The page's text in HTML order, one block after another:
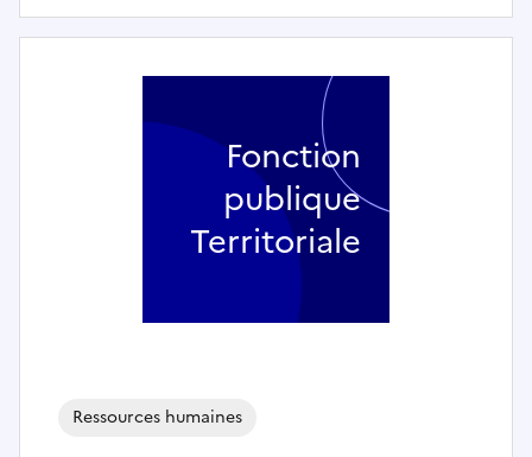
Ressources humaines
Fonction
publique
Territoriale